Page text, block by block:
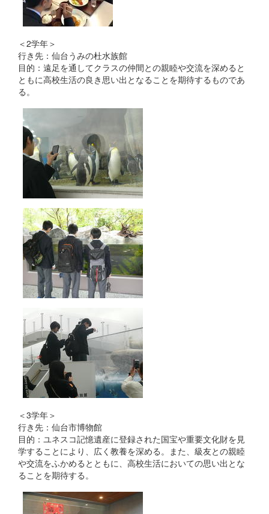
＜2学年＞
行き先：仙台うみの杜水族館
目的：遠足を通してクラスの仲間との親睦や交流を深めると
ともに高校生活の良き思い出となることを期待するものであ
る。
＜3学年＞
行き先：仙台市博物館
目的：ユネスコ記憶遺産に登録された国宝や重要文化財を見
学することにより、広く教養を深める。また、級友との親睦
や交流をふかめるとともに、高校生活においての思い出とな
ることを期待する。